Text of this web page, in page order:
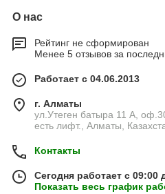
О нас
Рейтинг не сформирован
Менее 5 отзывов за
Работает с 04.06.2013
г. Алматы
ул.Утеген батыра 11 А,
есть лифт., Алматы,
Контакты
Сегодня работает с 09:00
Показать весь график